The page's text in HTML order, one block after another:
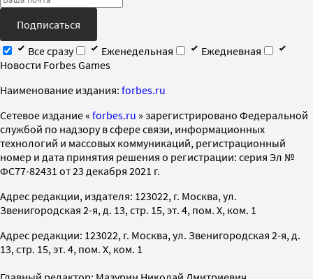
Подписаться
Все сразу
Еженедельная
Ежедневная
Новости Forbes Games
Наименование издания: forbes.ru
Cетевое издание « forbes.ru » зарегистрировано Федеральной
службой по надзору в сфере связи, информационных
технологий и массовых коммуникаций, регистрационный
номер и дата принятия решения о регистрации: серия Эл №
ФС77-82431 от 23 декабря 2021 г.
Адрес редакции, издателя: 123022, г. Москва, ул.
Звенигородская 2-я, д. 13, стр. 15, эт. 4, пом. X, ком. 1
Адрес редакции: 123022, г. Москва, ул. Звенигородская 2-я, д.
13, стр. 15, эт. 4, пом. X, ком. 1